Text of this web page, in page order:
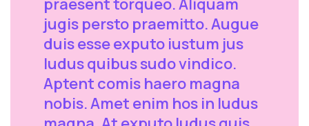
praesent torqueo. Aliquam
jugis persto praemitto. Augue
duis esse exputo iustum jus
ludus quibus sudo vindico.
Aptent comis haero magna
nobis. Amet enim hos in ludus